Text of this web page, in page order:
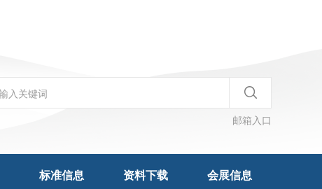
邮箱入口
标准信息 资料下载 会展信息